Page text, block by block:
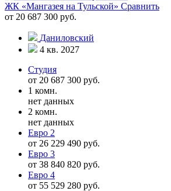
ЖК «Мангазея на Тульской» Сравнить
от 20 687 300 руб.
Даниловский
4 кв. 2027
Студия
от 20 687 300 руб.
1 комн.
нет данных
2 комн.
нет данных
Евро 2
от 26 229 490 руб.
Евро 3
от 38 840 820 руб.
Евро 4
от 55 529 280 руб.